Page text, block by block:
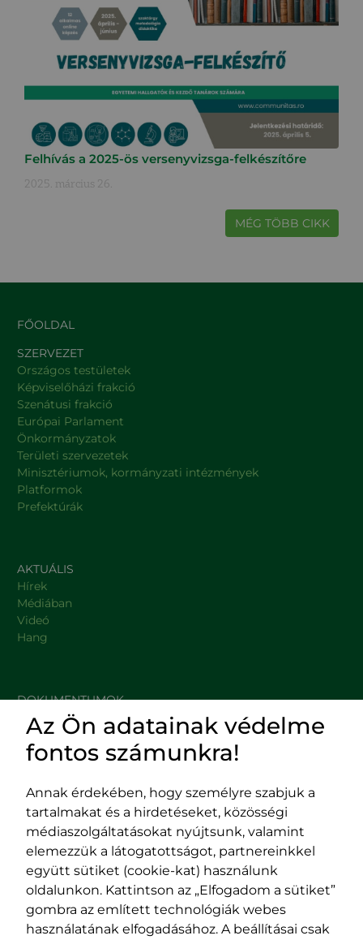
Felhívás a 2025-ös versenyvizsga-felkészítőre
2025. március 26.
MÉG TÖBB CIKK
FŐOLDAL
SZERVEZET
Országos testületek
Képviselőházi frakció
Szenátusi frakció
Európai Parlament
Önkormányzatok
Területi szervezetek
Minisztériumok, kormányzati intézmények
Platformok
Prefektúrák
AKTUÁLIS
Hírek
Médiában
Videó
Hang
DOKUMENTUMOK
HASZNOS LINKEK
Impresszum
Adatvédelmi szabályzat
EPP program
400029 Kolozsvár,
Fürdő (Card. Iuliu Hossu) utca, 41.
szám
tel/fax:0723 250 321
400489 Kolozsvár,
Majális utca, 60.
szám
tel/fax:0264 590 758
Az Ön adatainak védelme
fontos számunkra!
Annak érdekében, hogy személyre szabjuk a
tartalmakat és a hirdetéseket, közösségi
médiaszolgáltatásokat nyújtsunk, valamint
elemezzük a látogatottságot, partnereinkkel
együtt sütiket (cookie-kat) használunk
oldalunkon. Kattintson az „Elfogadom a sütiket”
gombra az említett technológiák webes
használatának elfogadásához. A beállításai csak